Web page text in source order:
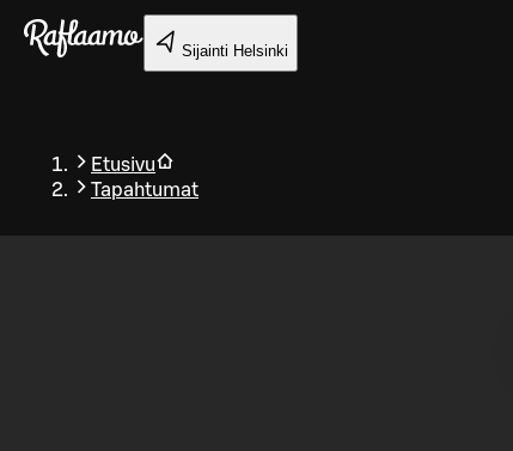
Siirry pääsisältöön
Sijainti Helsinki
Etusivu
Tapahtumat
Takaisin